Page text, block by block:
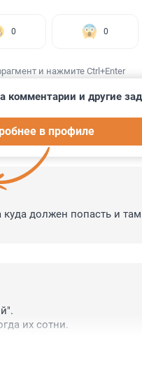
0 0
и нажмите Ctrl+Enter
комментарии и другие
в профиле
должен попасть и там
их сотни.